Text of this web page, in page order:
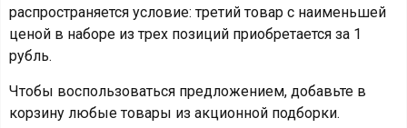
распространяется условие: третий товар с наименьшей
ценой в наборе из трех позиций приобретается за 1
рубль.
Чтобы воспользоваться предложением, добавьте в
корзину любые товары из акционной подборки.